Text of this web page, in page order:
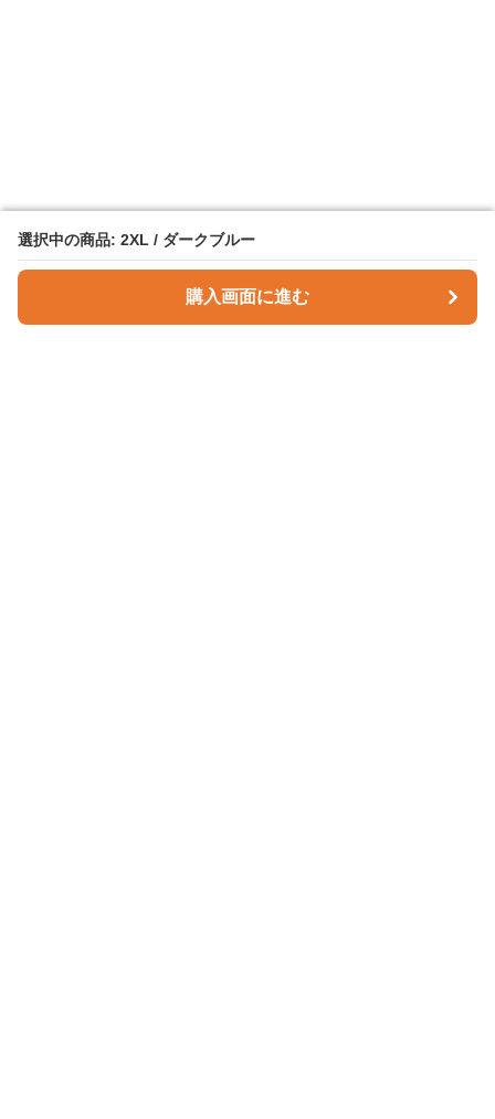
選択中の商品: 2XL / ダークブルー
購入画面に進む
選択中の商品: 2XL / ダークブルー
購入画面に進む